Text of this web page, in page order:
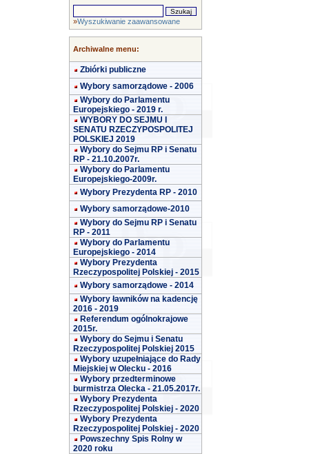
»Wyszukiwanie zaawansowane
Archiwalne menu:
Zbiórki publiczne
Wybory samorządowe - 2006
Wybory do Parlamentu
Europejskiego - 2019 r.
WYBORY DO SEJMU I
SENATU RZECZYPOSPOLITEJ
POLSKIEJ 2019
Wybory do Sejmu RP i Senatu
RP - 21.10.2007r.
Wybory do Parlamentu
Europejskiego-2009r.
Wybory Prezydenta RP - 2010
Wybory samorządowe-2010
Wybory do Sejmu RP i Senatu
RP - 2011
Wybory do Parlamentu
Europejskiego - 2014
Wybory Prezydenta
Rzeczypospolitej Polskiej - 2015
Wybory samorządowe - 2014
Wybory ławników na kadencję
2016 - 2019
Referendum ogólnokrajowe
2015r.
Wybory do Sejmu i Senatu
Rzeczypospolitej Polskiej 2015
Wybory uzupełniające do Rady
Miejskiej w Olecku - 2016
Wybory przedterminowe
burmistrza Olecka - 21.05.2017r.
Wybory Prezydenta
Rzeczypospolitej Polskiej - 2020
Wybory Prezydenta
Rzeczypospolitej Polskiej - 2020
Powszechny Spis Rolny w
2020 roku